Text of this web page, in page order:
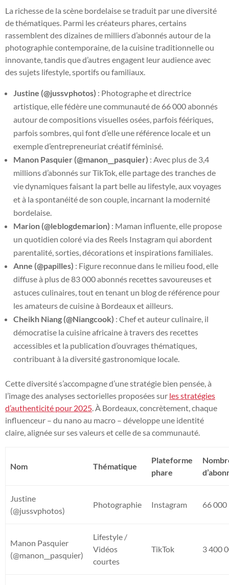
La richesse de la scène bordelaise se traduit par une diversité
de thématiques. Parmi les créateurs phares, certains
rassemblent des dizaines de milliers d’abonnés autour de la
photographie contemporaine, de la cuisine traditionnelle ou
innovante, tandis que d’autres engagent leur audience avec
des sujets lifestyle, sportifs ou familiaux.
Justine (@jussvphotos) : Photographe et directrice
artistique, elle fédère une communauté de 66 000 abonnés
autour de compositions visuelles osées, parfois féériques,
parfois sombres, qui font d’elle une référence locale et un
exemple d’entrepreneuriat créatif féminisé.
Manon Pasquier (@manon__pasquier) : Avec plus de 3,4
millions d’abonnés sur TikTok, elle partage des tranches de
vie dynamiques faisant la part belle au lifestyle, aux voyages
et à la spontanéité de son couple, incarnant la modernité
bordelaise.
Marion (@leblogdemarion) : Maman influente, elle propose
un quotidien coloré via des Reels Instagram qui abordent
parentalité, sorties, décorations et inspirations familiales.
Anne (@papilles) : Figure reconnue dans le milieu food, elle
diffuse à plus de 83 000 abonnés recettes savoureuses et
astuces culinaires, tout en tenant un blog de référence pour
les amateurs de cuisine à Bordeaux et ailleurs.
Cheikh Niang (@Niangcook) : Chef et auteur culinaire, il
démocratise la cuisine africaine à travers des recettes
accessibles et la publication d’ouvrages thématiques,
contribuant à la diversité gastronomique locale.
Cette diversité s’accompagne d’une stratégie bien pensée, à
l’image des analyses sectorielles proposées sur les stratégies
d’authenticité pour 2025 . À Bordeaux, concrètement, chaque
influenceur – du nano au macro – développe une identité
claire, alignée sur ses valeurs et celle de sa communauté.
Nom Thématique
Plateforme
phare
Justine
(@jussvphotos)
Photographie Instagram 66 000
Manon Pasquier
(@manon__pasquier)
Lifestyle /
Vidéos
courtes
TikTok 3 400